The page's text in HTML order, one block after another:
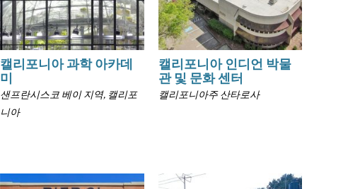
캘리포니아 과학 아카데
미
샌프란시스코 베이 지역, 캘리포
니아
캘리포니아 인디언 박물
관 및 문화 센터
캘리포니아주 산타로사